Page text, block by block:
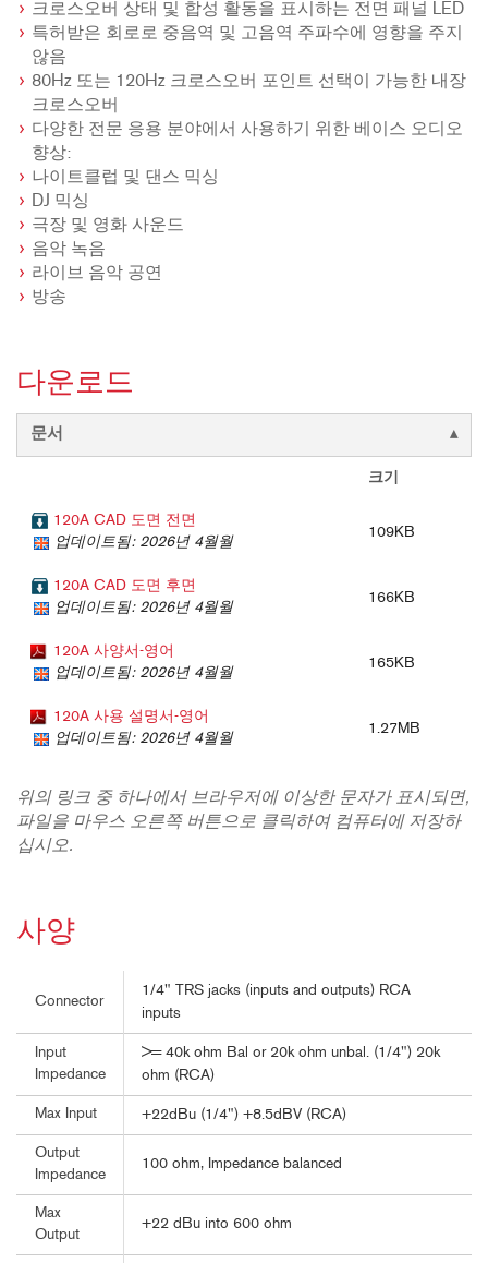
크로스오버 상태 및 합성 활동을 표시하는 전면 패널 LED
특허받은 회로로 중음역 및 고음역 주파수에 영향을 주지
않음
80Hz 또는 120Hz 크로스오버 포인트 선택이 가능한 내장
크로스오버
다양한 전문 응용 분야에서 사용하기 위한 베이스 오디오
향상:
나이트클럽 및 댄스 믹싱
DJ 믹싱
극장 및 영화 사운드
음악 녹음
라이브 음악 공연
방송
다운로드
문서
크기
120A CAD 도면 전면
업데이트됨: 2026년 4월월
109KB
120A CAD 도면 후면
업데이트됨: 2026년 4월월
166KB
120A 사양서-영어
업데이트됨: 2026년 4월월
165KB
120A 사용 설명서-영어
업데이트됨: 2026년 4월월
1.27MB
위의 링크 중 하나에서 브라우저에 이상한 문자가 표시되면,
파일을 마우스 오른쪽 버튼으로 클릭하여 컴퓨터에 저장하
십시오.
사양
Connector
1/4" TRS jacks (inputs and outputs) RCA
inputs
Input
Impedance
>= 40k ohm Bal or 20k ohm unbal. (1/4") 20k
ohm (RCA)
Max Input +22dBu (1/4") +8.5dBV (RCA)
Output
Impedance
100 ohm, Impedance balanced
Max
Output
+22 dBu into 600 ohm